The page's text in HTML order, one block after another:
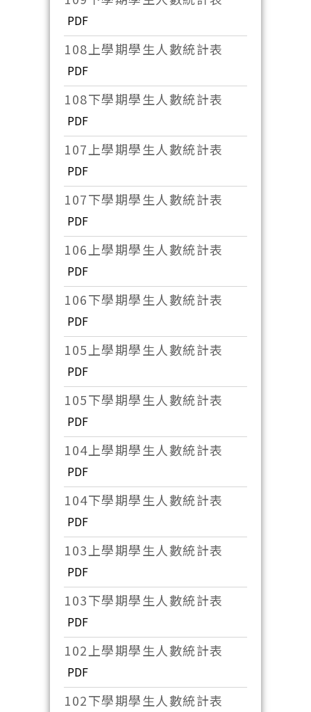
PDF
108上學期學生人數統計表
PDF
108下學期學生人數統計表
PDF
107上學期學生人數統計表
PDF
107下學期學生人數統計表
PDF
106上學期學生人數統計表
PDF
106下學期學生人數統計表
PDF
105上學期學生人數統計表
PDF
105下學期學生人數統計表
PDF
104上學期學生人數統計表
PDF
104下學期學生人數統計表
PDF
103上學期學生人數統計表
PDF
103下學期學生人數統計表
PDF
102上學期學生人數統計表
PDF
102下學期學生人數統計表